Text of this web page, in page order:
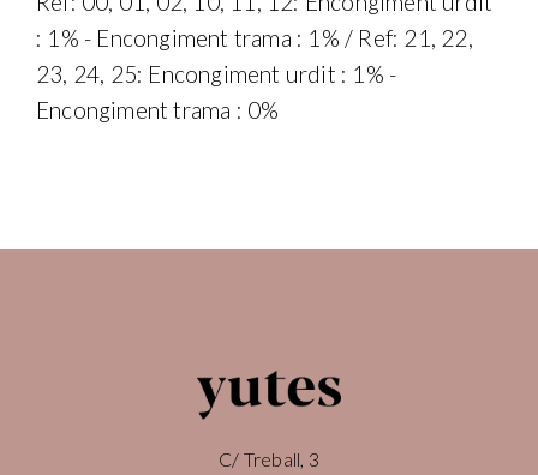
: 1% - Encongiment trama : 1% / Ref: 21, 22,
23, 24, 25: Encongiment urdit : 1% -
Encongiment trama : 0%
C/ Treball, 3